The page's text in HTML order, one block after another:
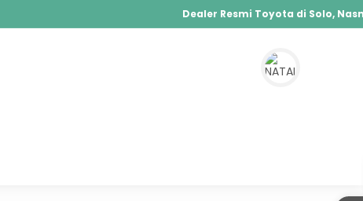
Dealer Resmi Toyota di Solo,
Agya, Calya, Fortuner, Rush, Sienta,
Hybrid, Yaris Cross Hybrid, Alphard